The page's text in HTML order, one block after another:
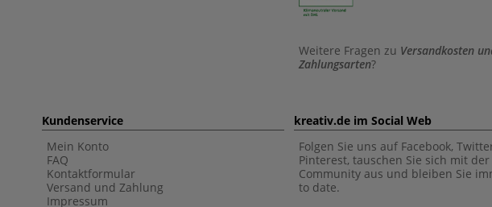
Weitere Fragen zu Versandkosten
Zahlungsarten?
Kundenservice
Mein Konto
FAQ
Kontaktformular
Versand und Zahlung
Impressum
kreativ.de im Social Web
Folgen Sie uns auf Facebook,
Pinterest, tauschen Sie sich mit der
Community aus und bleiben Sie
to date.